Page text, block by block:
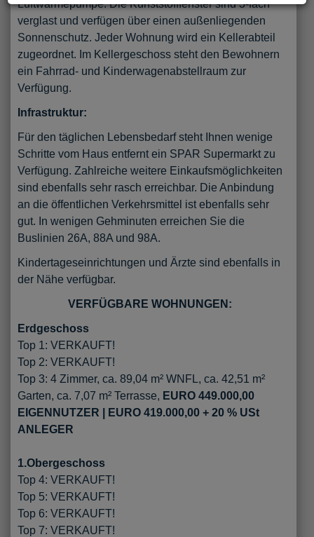
Luftwärmepumpe. Die Kunststofffenster sind 3-fach
verglast und verfügen über einen außenliegenden
Sonnenschutz. Jeder Wohnung wird ein Kellerabteil
zugeordnet. Im Kellergeschoss steht den Bewohnern
ein Fahrrad- und Kinderwagenabstellraum zur
Verfügung.
Infrastruktur:
Für den täglichen Lebensbedarf steht Ihnen wenige
Schritte vom Haus entfernt ein SPAR Supermarkt zu
Verfügung. Zahlreiche weitere Einkaufsmöglichkeiten
sind ebenfalls sehr rasch erreichbar. Die Anbindung
an die öffentlichen Verkehrsmittel ist ebenfalls sehr
gut. In wenigen Gehminuten erreichen Sie die
Buslinien 26A, 88A und 98A.
Kindertageseinrichtungen und Ärzte sind ebenfalls in
der Nähe verfügbar.
VERFÜGBARE WOHNUNGEN:
Erdgeschoss
Top 1: VERKAUFT!
Top 2: VERKAUFT!
Top 3: 4 Zimmer, ca. 89,04 m² WNFL, ca. 42,51 m²
Garten, ca. 7,07 m² Terrasse, EURO 449.000,00
EIGENNUTZER | EURO 419.000,00 + 20 % USt
ANLEGER
1.Obergeschoss
Top 4: VERKAUFT!
Top 5: VERKAUFT!
Top 6: VERKAUFT!
Top 7: VERKAUFT!